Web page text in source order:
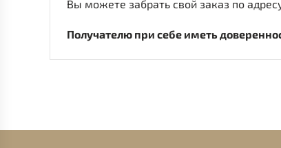
Вы можете забрать свой заказ по
Получателю при себе иметь